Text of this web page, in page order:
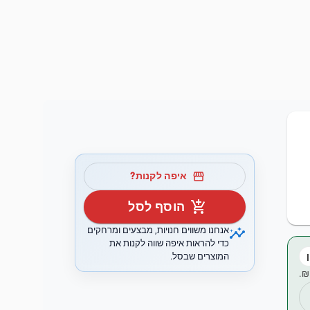
storefront איפה לקנות?
add_shopping_cart הוסף לסל
insightsאנחנו משווים חנויות, מבצעים ומרחקים
כדי להראות איפה שווה לקנות את
המוצרים שבסל.